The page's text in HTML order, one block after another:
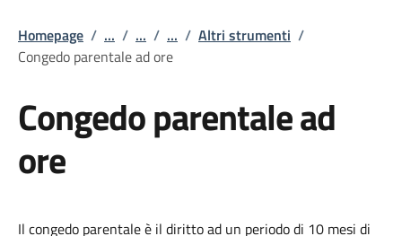
Homepage / ... / ... / ... / Altri strumenti /
Congedo parentale ad ore
Congedo parentale ad
ore
Il congedo parentale è il diritto ad un periodo di 10 mesi di